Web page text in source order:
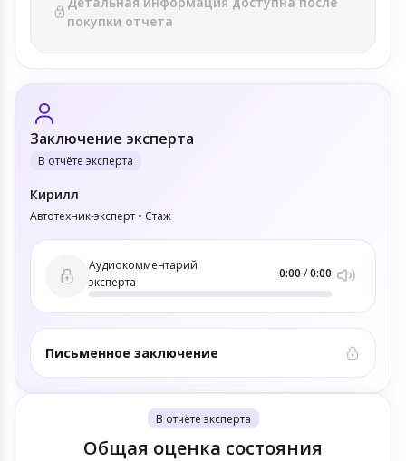
покупки отчета
Заключение эксперта
В отчёте эксперта
Кирилл
Автотехник-эксперт • Стаж
Аудиокомментарий
эксперта
0:00 /0:00
Письменное заключение
В отчёте эксперта
Общая оценка состояния